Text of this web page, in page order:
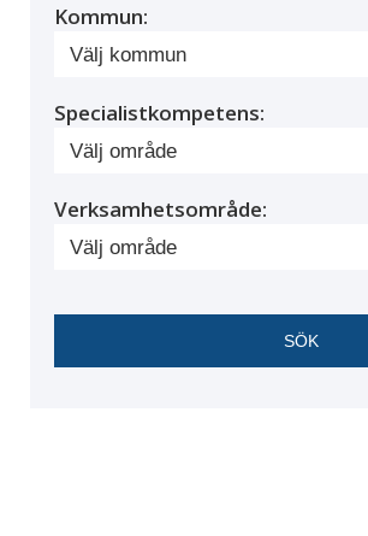
Kommun:
Specialistkompetens:
Verksamhetsområde: